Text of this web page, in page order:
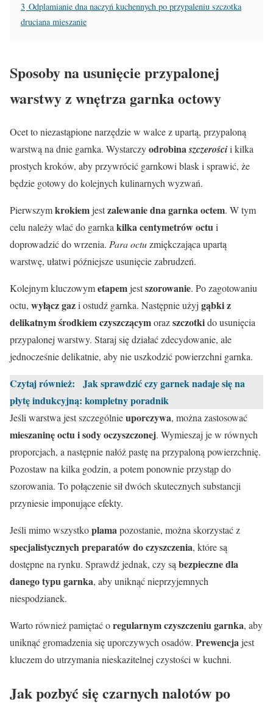
3 Odplamianie dna naczyń kuchennych po przypaleniu szczotka
druciana mieszanie
Sposoby na usunięcie przypalonej
warstwy z wnętrza garnka octowy
Ocet to niezastąpione narzędzie w walce z upartą, przypaloną
warstwą na dnie garnka. Wystarczyodrobinaszczerościi kilka
prostych kroków, aby przywrócić garnkowi blask i sprawić, że
będzie gotowy do kolejnych kulinarnych wyzwań.
Pierwszymkrokiemjestzalewanie dna garnka octem. W tym
celu należy wlać do garnka kilka centymetrów octui
doprowadzić do wrzenia. Para octuzmiękczająca upartą
warstwę, ułatwi późniejsze usunięcie zabrudzeń.
Kolejnym kluczowymetapemjestszorowanie. Po zagotowaniu
octu, wyłącz gazi ostudź garnka. Następnie użyj gąbki z
delikatnym środkiem czyszczącymorazszczotkido usunięcia
przypalonej warstwy. Staraj się działać zdecydowanie, ale
jednocześnie delikatnie, aby nie uszkodzić powierzchni garnka.
Czytaj również:
Jak sprawdzić czy garnek nadaje się na
płytę indukcyjną: kompletny poradnik
Jeśli warstwa jest szczególnieuporczywa, można zastosować
mieszaninę octu i sody oczyszczonej. Wymieszaj je w równych
proporcjach, a następnie nałóż pastę na przypaloną powierzchnię.
Pozostaw na kilka godzin, a potem ponownie przystąp do
szorowania. To połączenie sił dwóch skutecznych substancji
przyniesie imponujące efekty.
Jeśli mimo wszystkoplamapozostanie, można skorzystać z
specjalistycznych preparatów do czyszczenia, które są
dostępne na rynku. Sprawdź jednak, czy są bezpieczne dla
danego typu garnka, aby uniknąć nieprzyjemnych
niespodzianek.
Warto również pamiętać oregularnym czyszczeniu garnka, aby
uniknąć gromadzenia się uporczywych osadów. Prewencjajest
kluczem do utrzymania nieskazitelnej czystości w kuchni.
Jak pozbyć się czarnych nalotów po